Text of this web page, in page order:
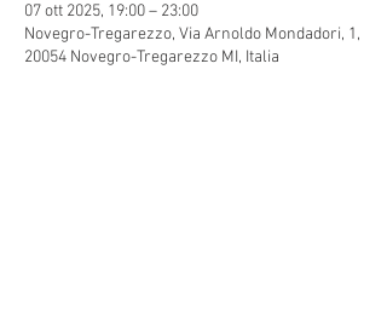
07 ott 2025, 19:00 – 23:00
Novegro-Tregarezzo, Via Arnoldo Mondadori, 1,
20054 Novegro-Tregarezzo MI, Italia